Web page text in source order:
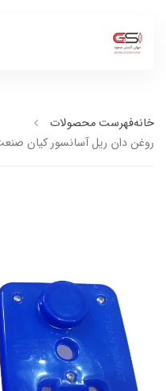
خانهفهرست محصولات
روغن دان ریل آسانسور کیان صنعت مدل